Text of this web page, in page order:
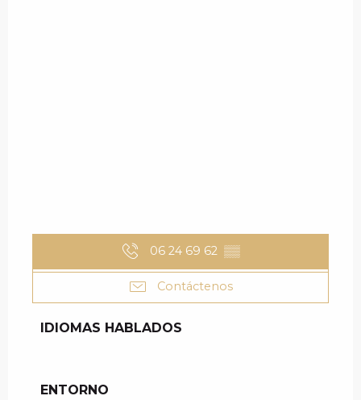
06 24 69 62 ▒▒
Contáctenos
IDIOMAS HABLADOS
IDIOMAS HABLADOS
ENTORNO
ENTORNO